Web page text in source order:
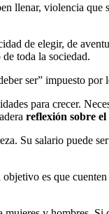
llenar, violencia que
de elegir, de
toda la sociedad.
ser” impuesto por
para crecer.
reflexión sobre
Su salario puede
es que